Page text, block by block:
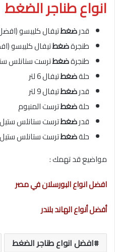
انواع طناجر الضغط
قدرضغطتيفال كليبسو
طنجرةضغطتيفال كليبسو
طنجرةضغطترست ستانلس
حلةضغطتيفال 6 لتر
قدرضغطتيفال 9 لتر
حلةضغطترست المنيوم
قدرضغطترست ستانلس ستيل
حلةضغطترست ستانلس ستيل
مواضيع قد تهمك :
افضل انواع البورسلان في مصر
أفضل أنواع الهاند بلندر
افضل انواع طناجر الضغط